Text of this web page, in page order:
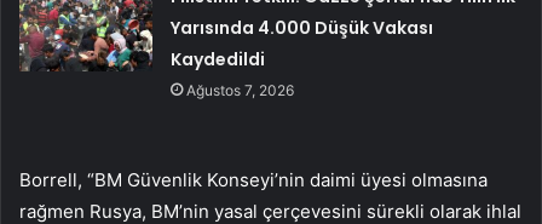
Yarısında 4.000 Düşük Vakası
Kaydedildi
Ağustos 7, 2026
Borrell, “BM Güvenlik Konseyi’nin daimi üyesi olmasına
rağmen Rusya, BM’nin yasal çerçevesini sürekli olarak ihlal